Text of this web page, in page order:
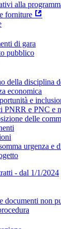
alla
forniture
di gara
pubblico
della disciplina
economica
e
PNRR e PNC e
delle
urgenza e
- dal 1/1/2024
documenti non